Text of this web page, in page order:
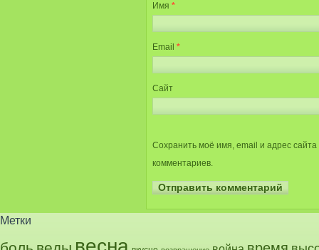
Имя *
Email *
Сайт
Сохранить моё имя, email и адрес
комментариев.
Метки